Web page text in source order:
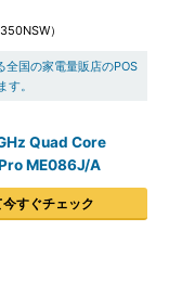
）
全国の家電量販店のPOS
。
Quad Core
ME086J/A
すぐチェック